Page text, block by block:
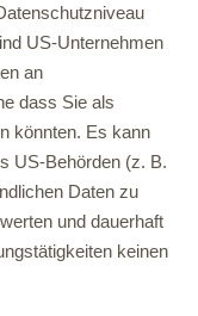
US-Unternehmen
an
dass Sie als
könnten. Es kann
US-Behörden (z. B.
Daten zu
und dauerhaft
keinen